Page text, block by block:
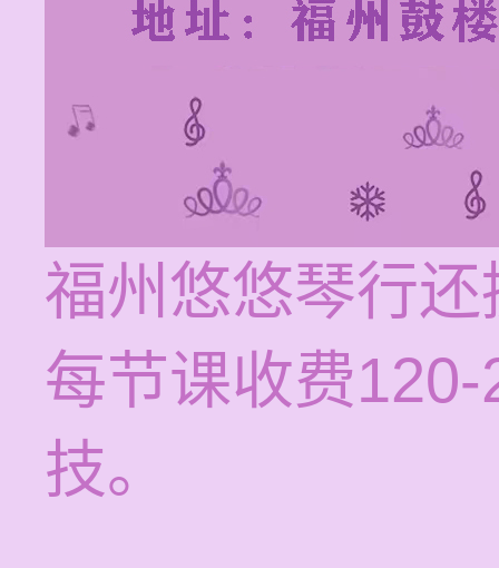
福州悠悠琴行
每节课收费
技。